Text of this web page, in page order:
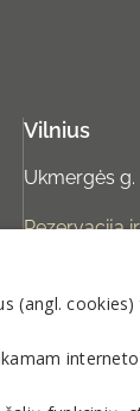
Vilnius
Ukmergės g.
Rezervacija
I-V 8:00-20:00
(angl.